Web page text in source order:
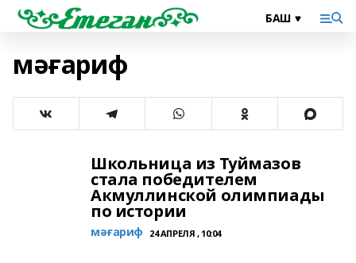
мәғариф
Школьница из Туймазов
стала победителем
Акмуллинской олимпиады
по истории
мәғариф 24 АПРЕЛЯ , 10:04